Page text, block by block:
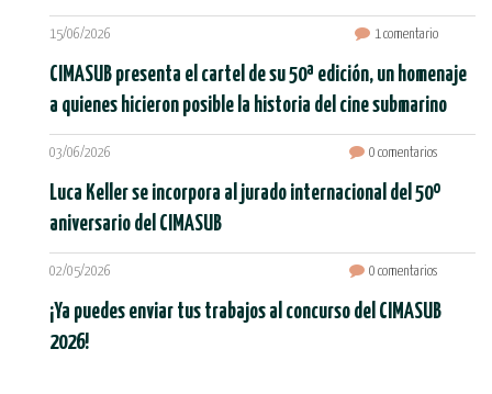
15/06/2026 1 comentario
CIMASUB presenta el cartel de su 50ª edición, un homenaje
a quienes hicieron posible la historia del cine submarino
03/06/2026 0 comentarios
Luca Keller se incorpora al jurado internacional del 50º
aniversario del CIMASUB
02/05/2026 0 comentarios
¡Ya puedes enviar tus trabajos al concurso del CIMASUB
2026!